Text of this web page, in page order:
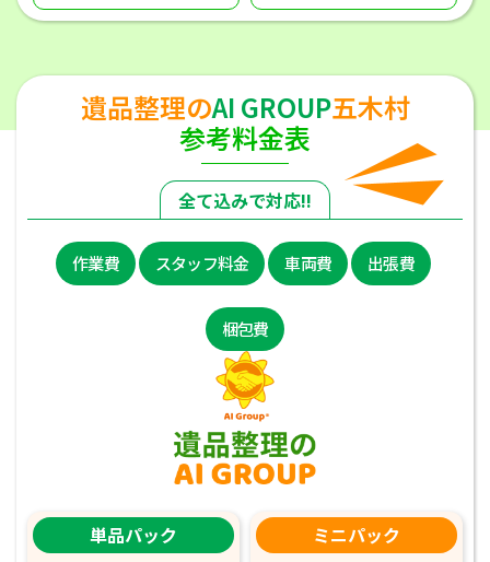
遺品整理のAI GROUP五木村
参考料金表
全て込みで対応!!
作業費 スタッフ料金 車両費 出張費
梱包費
単品パック ミニパック